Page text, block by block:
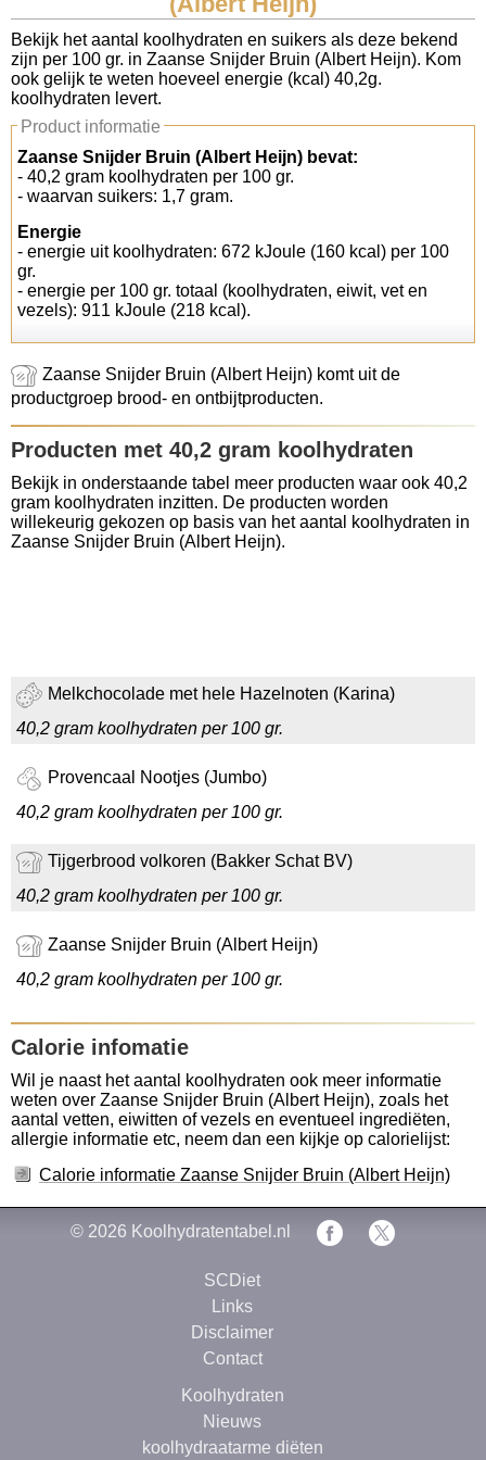
Koolhydraten tellen
Links
Bekijk het aantal koolhydraten en suikers als deze bekend
zijn per 100 gr. in Zaanse Snijder Bruin (Albert Heijn). Kom
ook gelijk te weten hoeveel energie (kcal) 40,2g.
koolhydraten levert.
Product informatie
Zaanse Snijder Bruin (Albert Heijn) bevat:
- 40,2 gram koolhydraten per 100 gr.
- waarvan suikers: 1,7 gram.
Energie
- energie uit koolhydraten: 672 kJoule (160 kcal) per 100
gr.
- energie per 100 gr. totaal (koolhydraten, eiwit, vet en
vezels): 911 kJoule (218 kcal).
Zaanse Snijder Bruin (Albert Heijn) komt uit de
productgroep brood- en ontbijtproducten.
Producten met 40,2 gram koolhydraten
Bekijk in onderstaande tabel meer producten waar ook 40,2
gram koolhydraten inzitten. De producten worden
willekeurig gekozen op basis van het aantal koolhydraten in
Zaanse Snijder Bruin (Albert Heijn).
Melkchocolade met hele Hazelnoten (Karina)
40,2 gram koolhydraten per 100 gr.
Provencaal Nootjes (Jumbo)
40,2 gram koolhydraten per 100 gr.
Tijgerbrood volkoren (Bakker Schat BV)
40,2 gram koolhydraten per 100 gr.
Zaanse Snijder Bruin (Albert Heijn)
40,2 gram koolhydraten per 100 gr.
Calorie infomatie
Wil je naast het aantal koolhydraten ook meer informatie
weten over Zaanse Snijder Bruin (Albert Heijn), zoals het
aantal vetten, eiwitten of vezels en eventueel ingrediëten,
allergie informatie etc, neem dan een kijkje op calorielijst:
Calorie informatie Zaanse Snijder Bruin (Albert Heijn)
© 2026 Koolhydratentabel.nl
SCDiet
Links
Disclaimer
Contact
Koolhydraten
Nieuws
koolhydraatarme diëten